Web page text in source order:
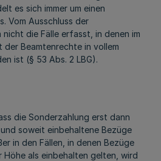
es sich immer um einen
Vom Ausschluss der
die Fälle erfasst, in denen im
der Beamtenrechte in vollem
ist (§ 53 Abs. 2 LBG).
die Sonderzahlung erst dann
soweit einbehaltene Bezüge
in den Fällen, in denen Bezüge
als einbehalten gelten, wird